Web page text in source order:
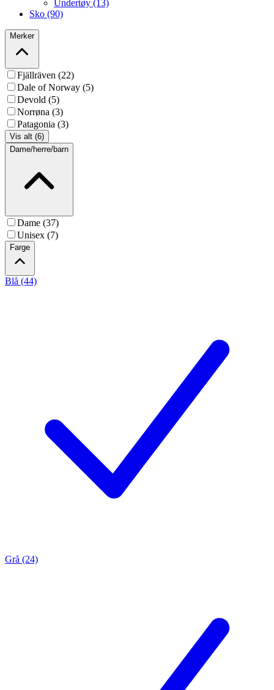
Undertøy (13)
Sko (90)
Merker
Fjällräven (22)
Dale of Norway (5)
Devold (5)
Norrøna (3)
Patagonia (3)
Vis alt (6)
Dame/herre/barn
Dame (37)
Unisex (7)
Farge
Blå (44)
Grå (24)